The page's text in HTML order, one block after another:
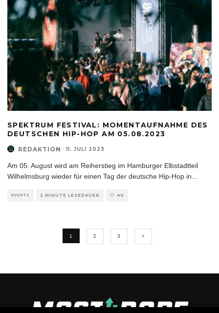
SPEKTRUM FESTIVAL: MOMENTAUFNAHME DES
DEUTSCHEN HIP-HOP AM 05.08.2023
REDAKTION · 11. JULI 2023
Am 05. August wird am Reiherstieg im Hamburger Elbstadtteil
Wilhelmsburg wieder für einen Tag der deutsche Hip-Hop in
EVENTS 2 MINUTE LESEDAUER 40
1 2 3